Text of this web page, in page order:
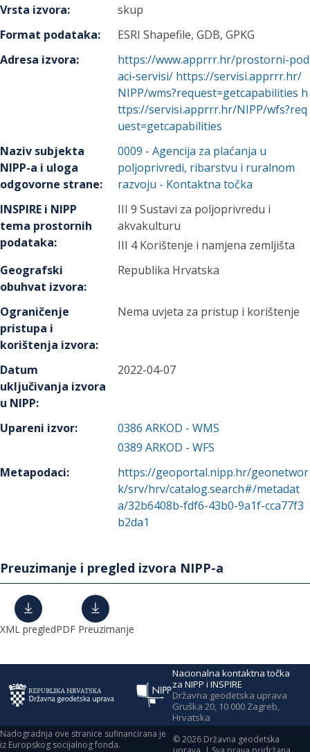
Vrsta izvora:
skup
Format podataka:
ESRI Shapefile, GDB, GPKG
Adresa izvora:
https://www.apprrr.hr/prostorni-pod
aci-servisi/ https://servisi.apprrr.hr/
NIPP/wms?request=getcapabilities h
ttps://servisi.apprrr.hr/NIPP/wfs?req
uest=getcapabilities
Naziv subjekta
NIPP-a i uloga
odgovorne strane:
0009 -Agencija za plaćanja u
poljoprivredi, ribarstvu i ruralnom
razvoju - Kontaktna točka
INSPIRE i NIPP
tema prostornih
podataka:
III 9 Sustavi za poljoprivredu i
akvakulturu
III 4 Korištenje i namjena zemljišta
Geografski
obuhvat izvora:
Republika Hrvatska
Ograničenje
pristupa i
korištenja izvora:
Nema uvjeta za pristup i korištenje
Datum
uključivanja izvora
u NIPP:
2022-04-07
Upareni izvor: 0386 ARKOD - WMS
0389 ARKOD - WFS
Metapodaci:
https://geoportal.nipp.hr/geonetwor
k/srv/hrv/catalog.search#/metadat
a/32b6408b-fdf6-43b0-9a1f-cca77f3
b2da1
Preuzimanje i pregled izvora NIPP-a
XML pregledPDF Preuzimanje
Nacionalna kontaktna točka
za NIPP i INSPIRE
Državna geodetska uprava
Gruška 20, 10 000 Zagreb,
Hrvatska
Nadogradnja ove stranice sufinancirana je
iz Europskog socijalnog fonda.
©2026 Državna geodetska